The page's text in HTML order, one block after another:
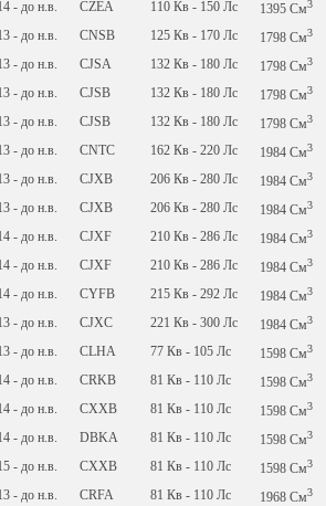
- до н.в. CZEA 110 Кв - 150 Лс 1395 См3
- до н.в. CNSB 125 Кв - 170 Лс 1798 См3
- до н.в. CJSA 132 Кв - 180 Лс 1798 См3
- до н.в. CJSB 132 Кв - 180 Лс 1798 См3
- до н.в. CJSB 132 Кв - 180 Лс 1798 См3
- до н.в. CNTC 162 Кв - 220 Лс 1984 См3
- до н.в. CJXB 206 Кв - 280 Лс 1984 См3
- до н.в. CJXB 206 Кв - 280 Лс 1984 См3
- до н.в. CJXF 210 Кв - 286 Лс 1984 См3
- до н.в. CJXF 210 Кв - 286 Лс 1984 См3
- до н.в. CYFB 215 Кв - 292 Лс 1984 См3
- до н.в. CJXC 221 Кв - 300 Лс 1984 См3
- до н.в. CLHA 77 Кв - 105 Лс 1598 См3
- до н.в. CRKB 81 Кв - 110 Лс 1598 См3
- до н.в. CXXB 81 Кв - 110 Лс 1598 См3
- до н.в. DBKA 81 Кв - 110 Лс 1598 См3
- до н.в. CXXB 81 Кв - 110 Лс 1598 См3
- до н.в. CRFA 81 Кв - 110 Лс 1968 См3